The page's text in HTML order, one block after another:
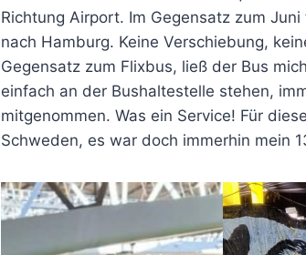
Richtung Airport. Im Gegensatz zum
nach Hamburg. Keine Verschiebung,
Gegensatz zum Flixbus, ließ der Bus
einfach an der Bushaltestelle stehen,
mitgenommen. Was ein Service! Für
Schweden, es war doch immerhin mein